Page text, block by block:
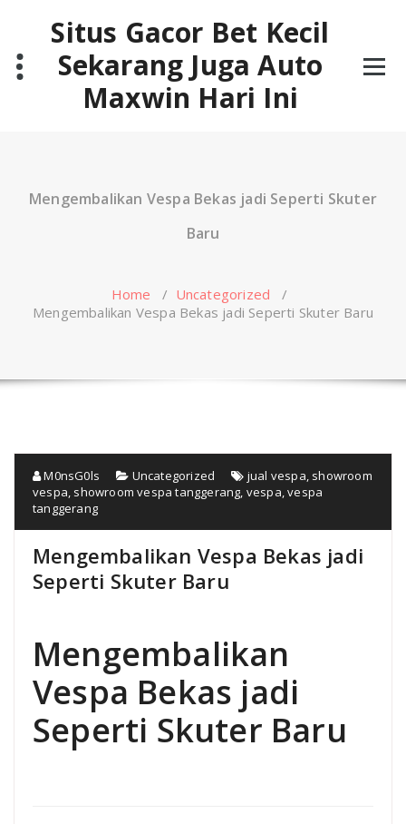
Situs Gacor Bet Kecil
Sekarang Juga Auto
Maxwin Hari Ini
Mengembalikan Vespa Bekas jadi Seperti Skuter
Baru
Home / Uncategorized /
Mengembalikan Vespa Bekas jadi Seperti Skuter Baru
M0nsG0ls Uncategorized jual vespa showroom
vespa showroom vespa tanggerang vespa ,vespa
tanggerang
Mengembalikan Vespa Bekas jadi
Seperti Skuter Baru
Mengembalikan
Vespa Bekas jadi
Seperti Skuter Baru